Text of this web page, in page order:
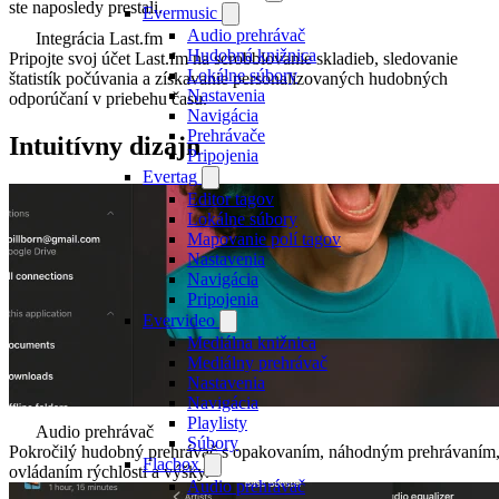
Evermusic
Audio prehrávač
Hudobná knižnica
Lokálne súbory
Nastavenia
Navigácia
Prehrávače
Pripojenia
Evertag
Editor tagov
Lokálne súbory
Mapovanie polí tagov
Nastavenia
Navigácia
Pripojenia
Evervideo
Mediálna knižnica
Mediálny prehrávač
Nastavenia
Navigácia
Playlisty
Súbory
Flacbox
Audio prehrávač
ste naposledy prestali.
Integrácia Last.fm
Pripojte svoj účet Last.fm na scrobblovanie skladieb, sledovanie
štatistík počúvania a získavanie personalizovaných hudobných
odporúčaní v priebehu času.
Intuitívny dizajn
Audio prehrávač
Pokročilý hudobný prehrávač s opakovaním, náhodným prehrávaním,
ovládaním rýchlosti a výšky.